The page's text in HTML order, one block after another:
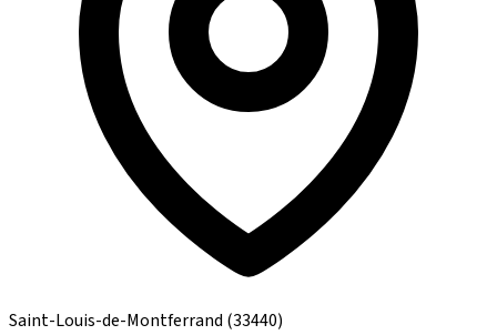
Saint-Louis-de-Montferrand (33440)